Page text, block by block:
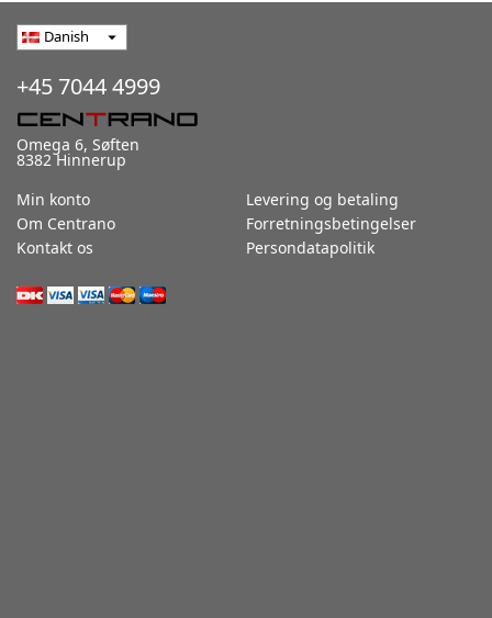
Danish arrow_drop_down
+45 7044 4999
Omega 6, Søften
8382 Hinnerup
Min konto
Om Centrano
Kontakt os
Levering og betaling
Forretningsbetingelser
Persondatapolitik